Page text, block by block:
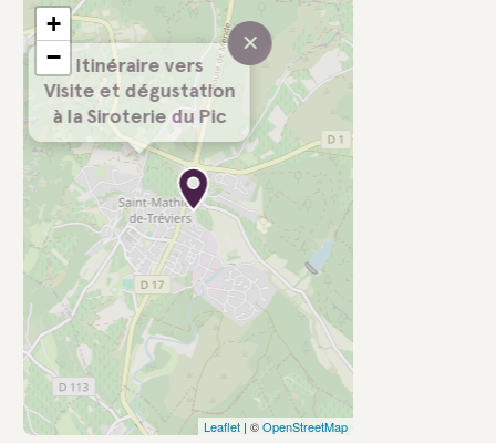
Itinéraire vers
Visite et dégustation
à la Siroterie du Pic
×
+
−
Leaflet | ©OpenStreetMap